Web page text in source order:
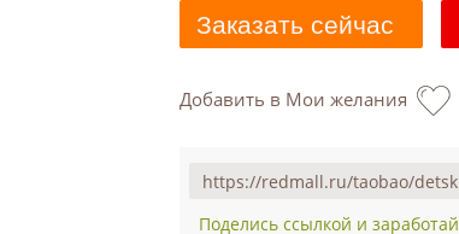
Заказать сейчас
Добавить в Мои желания
Поделись ссылкой и заработай